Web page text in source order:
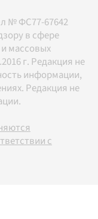
№ ФС77-67642
в сфере
массовых
г. Редакция не
информации,
Редакция не
с